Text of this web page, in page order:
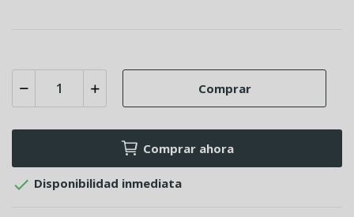
Comprar
Comprar ahora
 Disponibilidad inmediata